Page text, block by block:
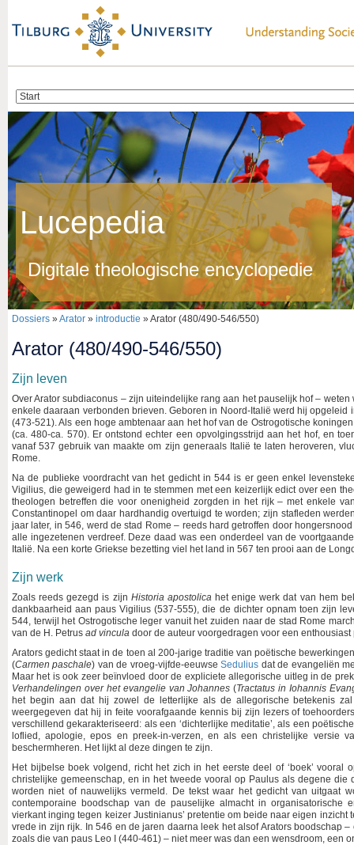
Lucepedia
Digitale theologische encyclopedie
Dossiers »Arator » introductie » Arator (480/490-546/550)
Arator (480/490-546/550)
Zijn leven
Over Arator subdiaconus – zijn uiteindelijke rang aan het pauselijk hof –
enkele daaraan verbonden brieven. Geboren in Noord-Italië werd hij
(473-521). Als een hoge ambtenaar aan het hof van de Ostrogotische
(ca. 480-ca. 570). Er ontstond echter een opvolgingsstrijd aan het hof, en
vanaf 537 gebruik van maakte om zijn generaals Italië te laten heroveren,
Rome.
Na de publieke voordracht van het gedicht in 544 is er geen enkel
Vigilius, die geweigerd had in te stemmen met een keizerlijk edict over een
theologen betreffen die voor onenigheid zorgden in het rijk – met enkele
Constantinopel om daar hardhandig overtuigd te worden; zijn stafleden
jaar later, in 546, werd de stad Rome – reeds hard getroffen door
alle ingezetenen verdreef. Deze daad was een onderdeel van de
Italië. Na een korte Griekse bezetting viel het land in 567 ten prooi aan de
Zijn werk
Zoals reeds gezegd is zijn Historia apostolicahet enige werk dat van hem
dankbaarheid aan paus Vigilius (537-555), die de dichter opnam toen zijn
544, terwijl het Ostrogotische leger vanuit het zuiden naar de stad Rome
van de H. Petrus ad vincula door de auteur voorgedragen voor een
Arators gedicht staat in de toen al 200-jarige traditie van poëtische
(Carmen paschale) van de vroeg-vijfde-eeuwseSedulius dat de evangeliën
Maar het is ook zeer beïnvloed door de expliciete allegorische uitleg in de
Verhandelingen over het evangelie van Johannes (Tractatus in Iohannis
het begin aan dat hij zowel de letterlijke als de allegorische betekenis
weergegeven dat hij in feite voorafgaande kennis bij zijn lezers of
verschillend gekarakteriseerd: als een ‘dichterlijke meditatie’, als een
loflied, apologie, epos en preek-in-verzen, en als een christelijke versie
beschermheren. Het lijkt al deze dingen te zijn.
Het bijbelse boek volgend, richt het zich in het eerste deel of ‘boek’
christelijke gemeenschap, en in het tweede vooral op Paulus als degene
worden niet of nauwelijks vermeld. De tekst waar het gedicht van uitgaat
contemporaine boodschap van de pauselijke almacht in organisatorische
vierkant inging tegen keizer Justinianus’ pretentie om beide naar eigen
vrede in zijn rijk. In 546 en de jaren daarna leek het alsof Arators boodschap
zoals die van paus Leo I (440-461) – niet meer was dan een wensdroom, een